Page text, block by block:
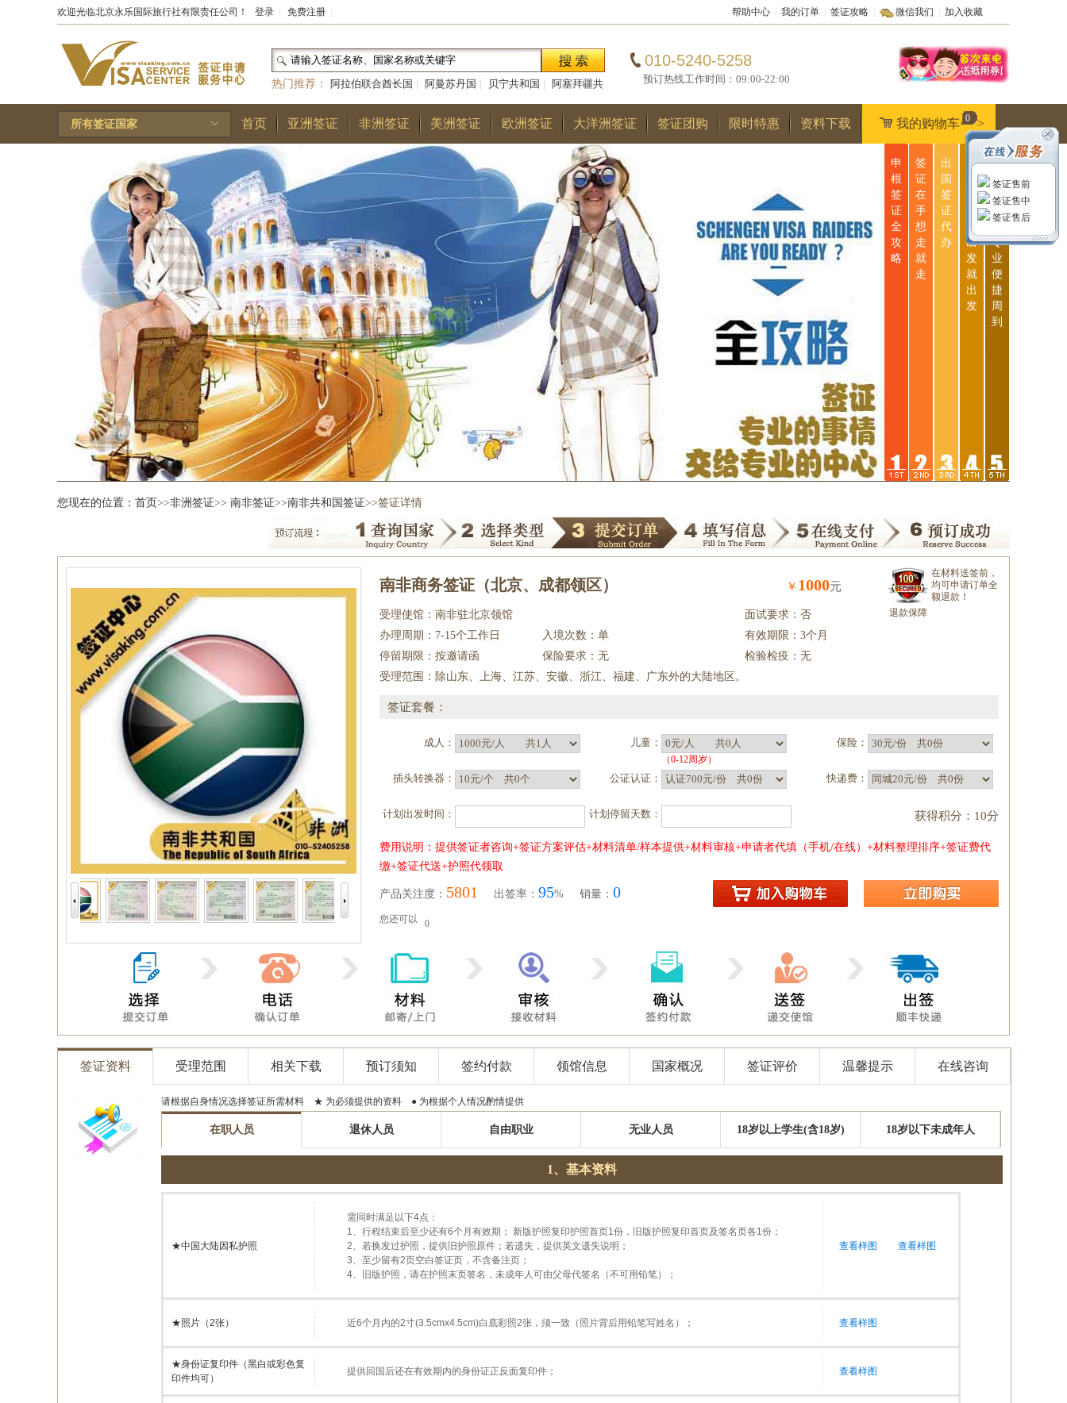
欢迎光临北京永乐国际旅行社有限责任公司！ 登录 免费注册 帮助中心 我的订单 签证攻略 微信我们 加入收藏
热门推荐： 阿拉伯联合酋长国 阿曼苏丹国 贝宁共和国
阿塞拜疆共
和国|布基纳法索|巴勒斯坦国|阿尔巴尼亚共和国|多哥共和国|巴
林王国|安道尔公国|
010-5240-5258
预订热线工作时间：09:00-22:00
所有签证国家 首页 亚洲签证 非洲签证 美洲签证 欧洲签证 大洋洲签证 签证团购 限时特惠 资料下载 我的购物车 >
0
申
根
签
证
全
攻
略
签
证
在
手
想
走
就
走
出
国
签
证
代
办
无
说
出
发
就
出
发
一
站
式
服
专
业
便
捷
周
到
您现在的位置： 首页>>非洲签证>> 南非签证>>南非共和国签证>>签证详情
南非商务签证（北京、成都领区） ￥ 1000元
在材料送签前，
均可申请订单全
额退款！
退款保障
受理使馆：南非驻北京领馆
面试要求：否
办理周期：7-15个工作日
入境次数：单
有效期限：3个月
停留期限：按邀请函
保险要求：无
检验检疫：无
受理范围：除山东、上海、江苏、安徽、浙江、福建、广东外的大陆地区。
签证套餐：
成人： 儿童：
（0-12周岁）
保险：
插头转换器： 公证认证： 快递费：
计划出发时间： 计划停留天数： 获得积分：10分
费用说明：提供签证者咨询+签证方案评估+材料清单/样本提供+材料审核+申请者代填（手机/在线）+材料整理排序+签证费代
缴+签证代送+护照代领取
产品关注度： 5801 出签率： 95% 销量： 0
您还可以 0
签证资料 受理范围 相关下载 预订须知 签约付款 领馆信息 国家概况 签证评价 温馨提示 在线咨询
请根据自身情况选择签证所需材料 ★ 为必须提供的资料 ● 为根据个人情况酌情提供
在职人员 退休人员 自由职业 无业人员 18岁以上学生(含18岁) 18岁以下未成年人
1、基本资料
★中国大陆因私护照
需同时满足以下4点：
1、行程结束后至少还有6个月有效期； 新版护照复印护照首页1份，旧版护照复印首页及签名页各1份；
2、若换发过护照，提供旧护照原件；若遗失，提供英文遗失说明；
3、至少留有2页空白签证页，不含备注页；
4、旧版护照，请在护照末页签名，未成年人可由父母代签名（不可用铅笔）；
查看样图 查看样图
★照片（2张） 近6个月内的2寸(3.5cmx4.5cm)白底彩照2张，须一致（照片背后用铅笔写姓名）； 查看样图
★身份证复印件（黑白或彩色复
印件均可）
提供回国后还在有效期内的身份证正反面复印件； 查看样图
签证售前
签证售中
签证售后